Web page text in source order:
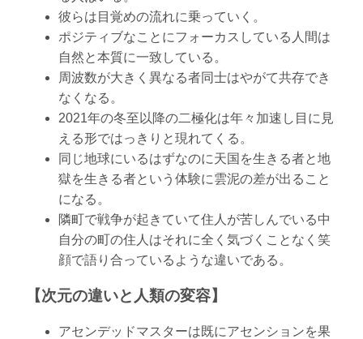
彼らは目覚めの流れに乗っていく。
ポジティブなことにフォーカスしている人間は
自然と本質に一致している。
周波数が大きく異なる者同士はやがて共存でき
なくなる。
2021年の冬至以降の二極化は年々加速し目に見
える形ではっきりと現れてくる。
同じ地球にいるはずなのに天国を生きる者と地
獄を生きる者という体験に雲泥の差が出ること
になる。
隣町で戦争が起きていて住人が苦しんでいる中
自分の町の住人はそれに全く気づくことなく笑
顔で語り合っているような違いである。
【次元の違いと人類の変容】
アセンデッドマスターは既にアセンションを果